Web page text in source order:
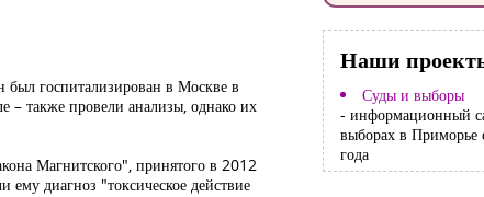
госпитализирован в Москве в
– также провели анализы, однако их
Магнитского", принятого в 2012
диагноз "токсическое действие
Наши
Суды и выборы
- информационный
выборах в Приморье
года